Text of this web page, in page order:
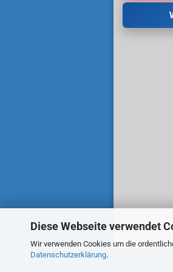
Diese Webseite verwendet
Wir verwenden Cookies um die
Datenschutzerklärung.